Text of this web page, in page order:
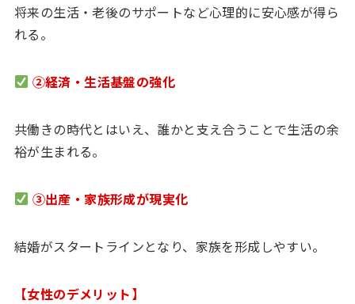
将来の生活・老後のサポートなど心理的に安心感が得ら
れる。
②経済・生活基盤の強化
共働きの時代とはいえ、誰かと支え合うことで生活の余
裕が生まれる。
③出産・家族形成が現実化
結婚がスタートラインとなり、家族を形成しやすい。
【女性のデメリット】